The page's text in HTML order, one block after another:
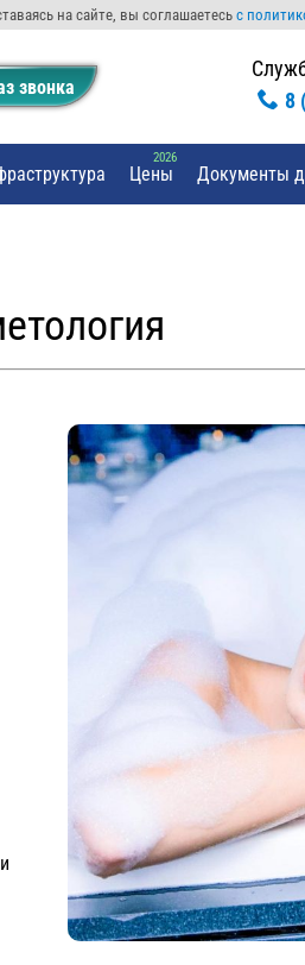
на сайте, вы соглашаетесьс
звонкa
8
Цены Документы